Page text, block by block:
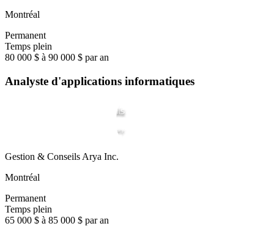
Montréal
Permanent
Temps plein
80 000 $ à 90 000 $ par an
Analyste d'applications informatiques
Gestion & Conseils Arya Inc.
Montréal
Permanent
Temps plein
65 000 $ à 85 000 $ par an